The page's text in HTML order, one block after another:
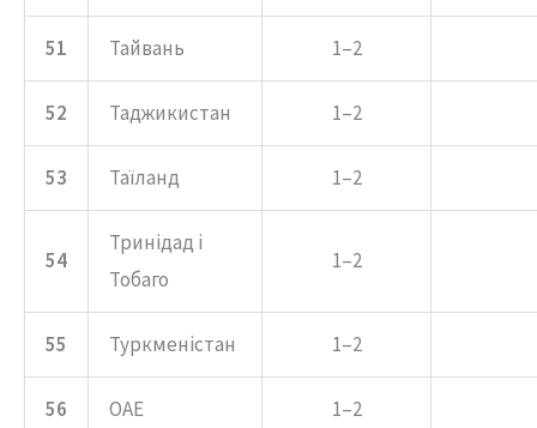
51 Тайвань 1–2
52 Таджикистан 1–2
53 Таїланд 1–2
54
Тринідад і
Тобаго
1–2
55 Туркменістан 1–2
56 ОАЕ 1–2